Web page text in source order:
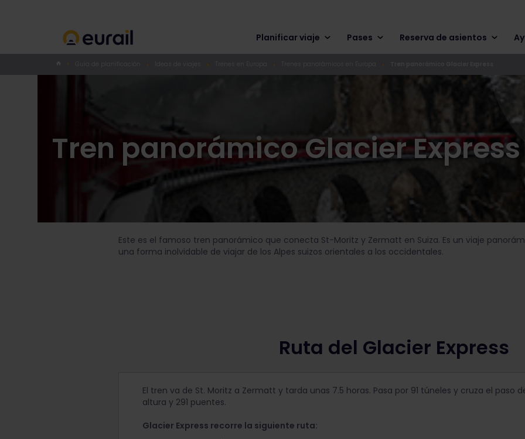
Planificar viaje Pases Reserva de asientos
Tren panorámico Glacier Express
Este es el famoso tren panorámico que conecta St-Moritz y Zermatt en Suiza. Es un viaje
una forma inolvidable de viajar de los Alpes suizos orientales a los occidentales.
Ruta del Glacier Express
El tren va de St. Moritz a Zermatt y tarda unas 7.5 horas. Pasa por 91 túneles y cruza el paso
altura y 291 puentes.
Glacier Express recorre la siguiente ruta: